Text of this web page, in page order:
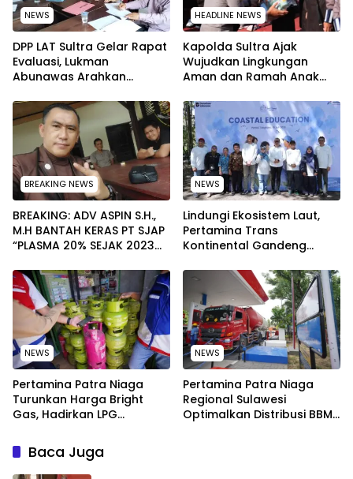
NEWS
‎DPP LAT Sultra Gelar Rapat
Evaluasi, Lukman
Abunawas Arahkan
Secara Rutin dan
Menyeluruh
HEADLINE NEWS
Kapolda Sultra Ajak
Wujudkan Lingkungan
Aman dan Ramah Anak
Nasional 2026
BREAKING NEWS
BREAKING: ADV ASPIN S.H.,
M.H BANTAH KERAS PT SJAP
“PLASMA 20% SEJAK 2023
WARGA WAWOONE!
NEWS
Lindungi Ekosistem Laut,
Pertamina Trans
Kontinental Gandeng
Kebersihan Pantai di
Bitung, Sulawesi
NEWS
Pertamina Patra Niaga
Turunkan Harga Bright
Gas, Hadirkan LPG
Lebih Kompetitif
NEWS
Pertamina Patra Niaga
Regional Sulawesi
Optimalkan Distribusi BBM
Baca Juga